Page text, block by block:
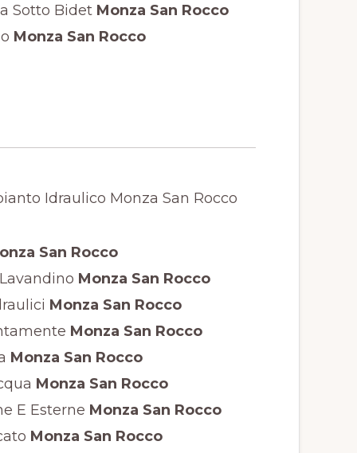
Sotto Bidet Monza San Rocco
Monza San Rocco
San Rocco
Monza San Rocco
Monza San Rocco
Monza San Rocco
Monza San Rocco
Monza San Rocco
E Esterne Monza San Rocco
Monza San Rocco